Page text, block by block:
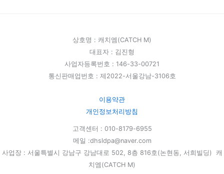
상호명 : 캐치엠(CATCH M)
대표자 : 김진형
사업자등록번호 : 146-33-00721
통신판매업번호 : 제2022-서울강남-3106호
이용약관
개인정보처리방침
고객센터 : 010-8179-6955
메일 :dhsldpa@naver.com
사업장 : 서울특별시 강남구 강남대로 502, 8층 816호(논현동, 서희빌딩) 캐
치엠(CATCH M)